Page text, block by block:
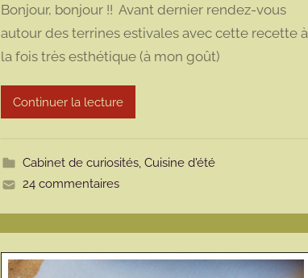
r
m
a
t
Bonjour, bonjour !! Avant dernier rendez-vous
autour des terrines estivales avec cette recette à
la fois très esthétique (à mon goût)
Continuer la lecture
Cabinet de curiosités,Cuisine d'été
24 commentaires